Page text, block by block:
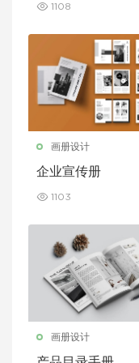
1108
画册设计
企业宣传册
1103
画册设计